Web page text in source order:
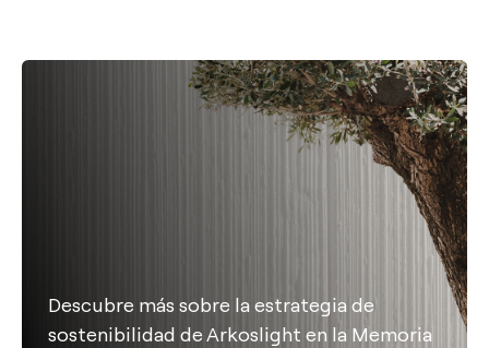
Descubre más sobre la estrategia de
sostenibilidad de Arkoslight en la Memoria